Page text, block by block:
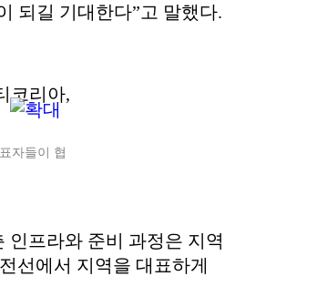
되길 기대한다”고 말했다.
자들이 협
인프라와 준비 과정은 지역
선에서 지역을 대표하게